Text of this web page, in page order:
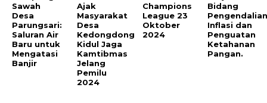
Sawah
Desa
Parungsari:
Saluran Air
Baru untuk
Mengatasi
Banjir
Ajak
Masyarakat
Desa
Kedongdong
Kidul Jaga
Kamtibmas
Jelang
Pemilu
2024
Champions
League 23
Oktober
2024
Bidang
Inflasi dan
Penguatan
Ketahanan
Pangan.